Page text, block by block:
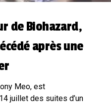
de Biohazard,
après une
Meo, est
juillet des suites d’un